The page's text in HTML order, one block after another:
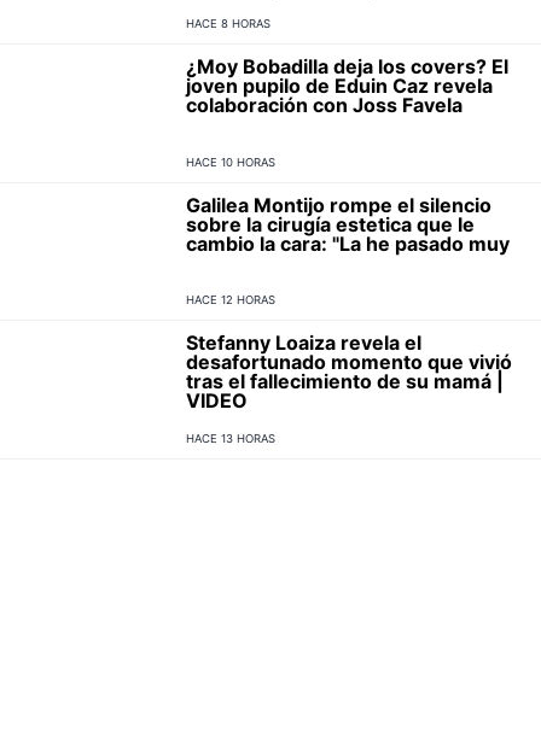
HACE 8 HORAS
¿Moy Bobadilla deja los covers? El
joven pupilo de Eduin Caz revela
colaboración con Joss Favela
HACE 10 HORAS
Galilea Montijo rompe el silencio
sobre la cirugía estetica que le
cambio la cara: "La he pasado muy
HACE 12 HORAS
Stefanny Loaiza revela el
desafortunado momento que vivió
tras el fallecimiento de su mamá |
VIDEO
HACE 13 HORAS